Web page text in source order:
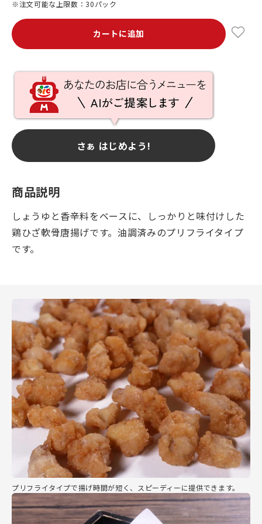
※注文可能な上限数：30パック
カートに追加
さぁ はじめよう!
商品説明
しょうゆと香辛料をベースに、しっかりと味付けした
鶏ひざ軟骨唐揚げです。油調済みのプリフライタイプ
です。
プリフライタイプで揚げ時間が短く、スピーディーに提供できます。